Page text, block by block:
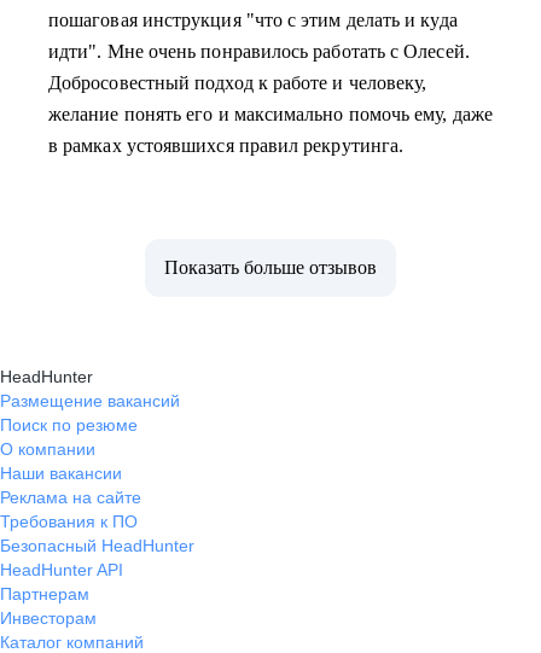
пошаговая инструкция "что с этим делать и куда
идти". Мне очень понравилось работать с Олесей.
Добросовестный подход к работе и человеку,
желание понять его и максимально помочь ему, даже
в рамках устоявшихся правил рекрутинга.
Показать больше отзывов
HeadHunter
Размещение вакансий
Поиск по резюме
О компании
Наши вакансии
Реклама на сайте
Требования к ПО
Безопасный HeadHunter
HeadHunter API
Партнерам
Инвесторам
Каталог компаний